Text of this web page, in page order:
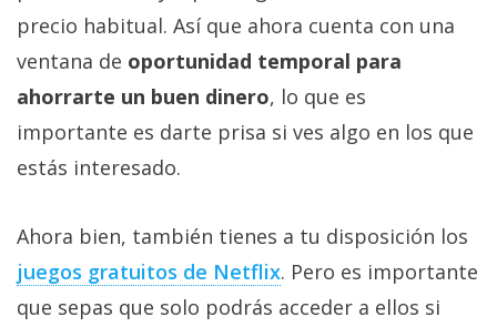
precio habitual. Así que ahora cuenta con una
ventana de oportunidad temporal para
ahorrarte un buen dinero, lo que es
importante es darte prisa si ves algo en los que
estás interesado.
Ahora bien, también tienes a tu disposición los
juegos gratuitos de Netflix‎. Pero es importante
que sepas que solo podrás acceder a ellos si